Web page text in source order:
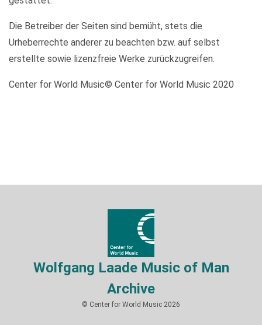
Die Betreiber der Seiten sind bemüht, stets die
Urheberrechte anderer zu beachten bzw. auf selbst
erstellte sowie lizenzfreie Werke zurückzugreifen.
Center for World Music© Center for World Music 2020
Wolfgang Laade Music of Man
Archive
© Center for World Music 2026